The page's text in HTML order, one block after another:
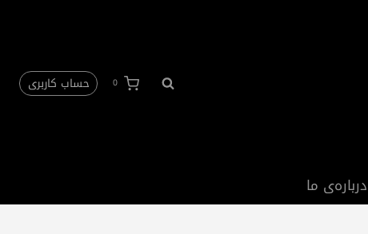
0 حساب کاربری
درباره‌ی ما